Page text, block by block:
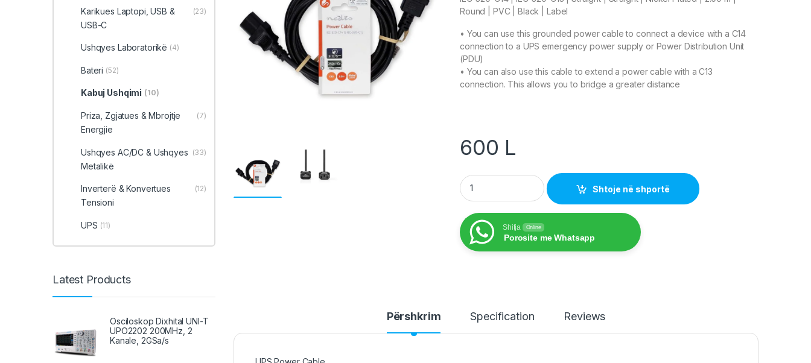
Round | PVC | Black | Label
• You can use this grounded power cable to connect a device with a C14
connection to a UPS emergency power supply or Power Distribution Unit
(PDU)
• You can also use this cable to extend a power cable with a C13
connection. This allows you to bridge a greater distance
600 L
UPS Power Cable quantity
Shtoje në shportë
Shitja Online
Porosite me Whatsapp
Përshkrim Specification Reviews
Karikues Laptopi, USB &
USB-C
(23)
Ushqyes Laboratorikë (4)
Bateri (52)
Kabuj Ushqimi (10)
Priza, Zgjatues & Mbrojtje
Energjie
(7)
Ushqyes AC/DC & Ushqyes
Metalikë
(33)
Inverterë & Konvertues
Tensioni
(12)
UPS (11)
Latest Products
Osciloskop Dixhital UNI-T
UPO2202 200MHz, 2
Kanale, 2GSa/s